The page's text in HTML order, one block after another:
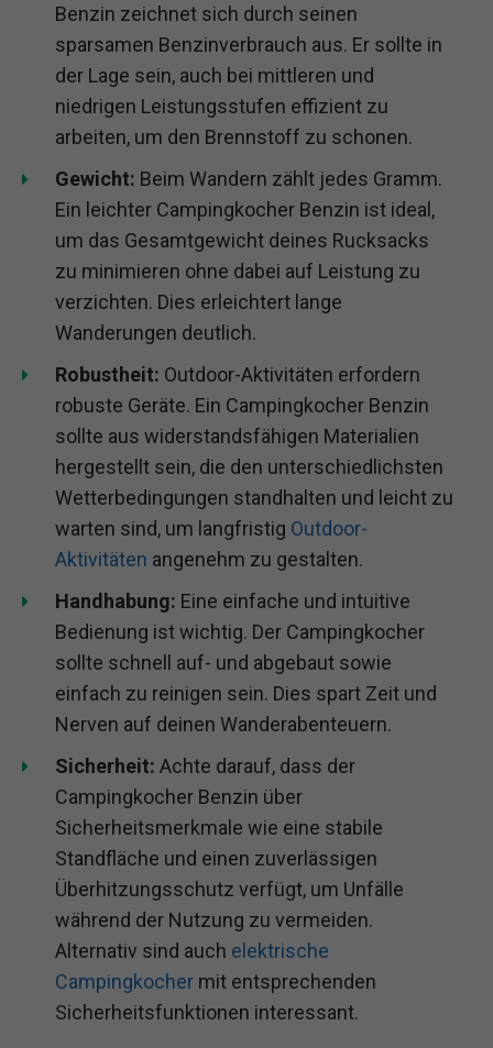
Benzin zeichnet sich durch seinen
sparsamen Benzinverbrauch aus. Er sollte in
der Lage sein, auch bei mittleren und
niedrigen Leistungsstufen effizient zu
arbeiten, um den Brennstoff zu schonen.
Gewicht: Beim Wandern zählt jedes Gramm.
Ein leichter Campingkocher Benzin ist ideal,
um das Gesamtgewicht deines Rucksacks
zu minimieren ohne dabei auf Leistung zu
verzichten. Dies erleichtert lange
Wanderungen deutlich.
Robustheit: Outdoor-Aktivitäten erfordern
robuste Geräte. Ein Campingkocher Benzin
sollte aus widerstandsfähigen Materialien
hergestellt sein, die den unterschiedlichsten
Wetterbedingungen standhalten und leicht zu
warten sind, um langfristig Outdoor-
Aktivitäten angenehm zu gestalten.
Handhabung: Eine einfache und intuitive
Bedienung ist wichtig. Der Campingkocher
sollte schnell auf- und abgebaut sowie
einfach zu reinigen sein. Dies spart Zeit und
Nerven auf deinen Wanderabenteuern.
Sicherheit: Achte darauf, dass der
Campingkocher Benzin über
Sicherheitsmerkmale wie eine stabile
Standfläche und einen zuverlässigen
Überhitzungsschutz verfügt, um Unfälle
während der Nutzung zu vermeiden.
Alternativ sind auch elektrische
Campingkocher mit entsprechenden
Sicherheitsfunktionen interessant.